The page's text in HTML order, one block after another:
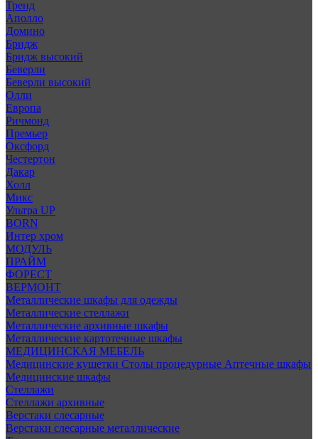
Тренд
Аполло
Домино
Бридж
Бридж высокий
Беверли
Беверли высокий
Олли
Европа
Ричмонд
Премьер
Оксфорд
Честертон
Дакар
Холл
Микс
Ультра UP
BORN
Интер хром
МОДУЛЬ
ПРАЙМ
ФОРЕСТ
ВЕРМОНТ
Металлические шкафы для одежды
Металлические стеллажи
Металлические архивные шкафы
Металлические картотечные шкафы
МЕДИЦИНСКАЯ МЕБЕЛЬ
Медицинские кушетки Столы процедурные Аптечные шкафы
Медицинские шкафы
Стеллажи
Стеллажи архивные
Верстаки слесарные
Верстаки слесарные металлические